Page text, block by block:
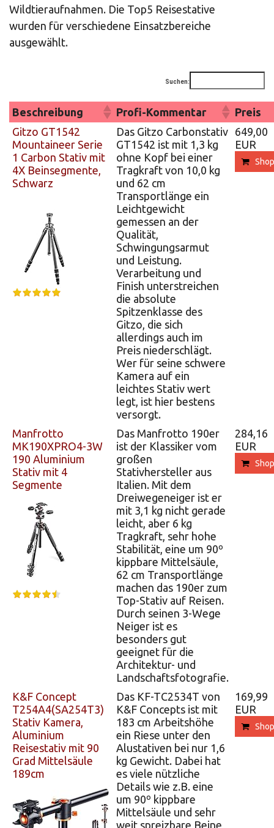
Wildtieraufnahmen. Die Top5 Reisestative
wurden für verschiedene Einsatzbereiche
ausgewählt.
Suchen:
Beschreibung Profi-Kommentar
Preis
Gitzo GT1542
Mountaineer Serie
1 Carbon Stativ mit
4X Beinsegmente,
Schwarz
Das Gitzo Carbonstativ
GT1542 ist mit 1,3 kg
ohne Kopf bei einer
Tragkraft von 10,0 kg
und 62 cm
Transportlänge ein
Leichtgewicht
gemessen an der
Qualität,
Schwingungsarmut
und Leistung.
Verarbeitung und
Finish unterstreichen
die absolute
Spitzenklasse des
Gitzo, die sich
allerdings auch im
Preis niederschlägt.
Wer für seine schwere
Kamera auf ein
leichtes Stativ wert
legt, ist hier bestens
versorgt.
649,00
EUR
Shop
Manfrotto
MK190XPRO4-3W
190 Aluminium
Stativ mit 4
Segmente
Das Manfrotto 190er
ist der Klassiker vom
großen
Stativhersteller aus
Italien. Mit dem
Dreiwegeneiger ist er
mit 3,1 kg nicht gerade
leicht, aber 6 kg
Tragkraft, sehr hohe
Stabilität, eine um 90º
kippbare Mittelsäule,
62 cm Transportlänge
machen das 190er zum
Top-Stativ auf Reisen.
Durch seinen 3-Wege
Neiger ist es
besonders gut
geeignet für die
Architektur- und
Landschaftsfotografie.
284,16
EUR
Shop
K&F Concept
T254A4(SA254T3)
Stativ Kamera,
Aluminium
Reisestativ mit 90
Grad Mittelsäule
189cm
Das KF-TC2534T von
K&F Concepts ist mit
183 cm Arbeitshöhe
ein Riese unter den
Alustativen bei nur 1,6
kg Gewicht. Dabei hat
es viele nützliche
Details wie z.B. eine
um 90º kippbare
Mittelsäule und sehr
weit spreizbare Beine
169,99
EUR
Shop